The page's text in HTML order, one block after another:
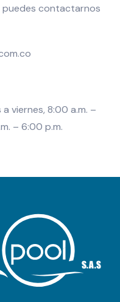
contactarnos
a viernes, 8:00 a.m. –
– 6:00 p.m.